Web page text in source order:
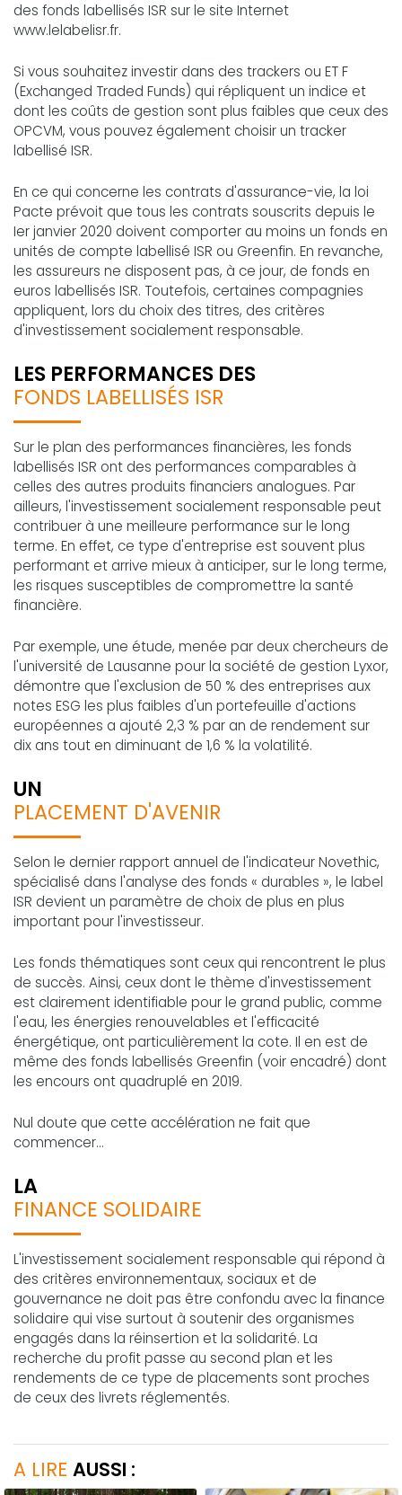
des fonds labellisés ISR sur le site Internet
www.lelabelisr.fr.
Si vous souhaitez investir dans des trackers ou ET F
(Exchanged Traded Funds) qui répliquent un indice et
dont les coûts de gestion sont plus faibles que ceux des
OPCVM, vous pouvez également choisir un tracker
labellisé ISR.
En ce qui concerne les contrats d'assurance-vie, la loi
Pacte prévoit que tous les contrats souscrits depuis le
Ier janvier 2020 doivent comporter au moins un fonds en
unités de compte labellisé ISR ou Greenfin. En revanche,
les assureurs ne disposent pas, à ce jour, de fonds en
euros labellisés ISR. Toutefois, certaines compagnies
appliquent, lors du choix des titres, des critères
d'investissement socialement responsable.
LES PERFORMANCES DES
FONDS LABELLISÉS ISR
Sur le plan des performances financières, les fonds
labellisés ISR ont des performances comparables à
celles des autres produits financiers analogues. Par
ailleurs, l'investissement socialement responsable peut
contribuer à une meilleure performance sur le long
terme. En effet, ce type d'entreprise est souvent plus
performant et arrive mieux à anticiper, sur le long terme,
les risques susceptibles de compromettre la santé
financière.
Par exemple, une étude, menée par deux chercheurs de
l'université de Lausanne pour la société de gestion Lyxor,
démontre que l'exclusion de 50 % des entreprises aux
notes ESG les plus faibles d'un portefeuille d'actions
européennes a ajouté 2,3 % par an de rendement sur
dix ans tout en diminuant de 1,6 % la volatilité.
UN
PLACEMENT D'AVENIR
Selon le dernier rapport annuel de l'indicateur Novethic,
spécialisé dans l'analyse des fonds « durables », le label
ISR devient un paramètre de choix de plus en plus
important pour l'investisseur.
Les fonds thématiques sont ceux qui rencontrent le plus
de succès. Ainsi, ceux dont le thème d'investissement
est clairement identifiable pour le grand public, comme
l'eau, les énergies renouvelables et l'efficacité
énergétique, ont particulièrement la cote. Il en est de
même des fonds labellisés Greenfin (voir encadré) dont
les encours ont quadruplé en 2019.
Nul doute que cette accélération ne fait que
commencer...
LA
FINANCE SOLIDAIRE
L'investissement socialement responsable qui répond à
des critères environnementaux, sociaux et de
gouvernance ne doit pas être confondu avec la finance
solidaire qui vise surtout à soutenir des organismes
engagés dans la réinsertion et la solidarité. La
recherche du profit passe au second plan et les
rendements de ce type de placements sont proches
de ceux des livrets réglementés.
A LIRE AUSSI :